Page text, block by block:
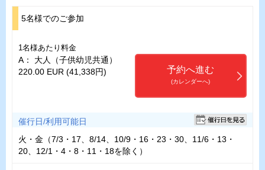
5名様でのご参加
1名様あたり料金
A： 大人（子供幼児共通）
220.00 EUR (41,338円)
予約へ進む
(カレンダーへ)
催行日/利用可能日
火・金（7/3・17、8/14、10/9・16・23・30、11/6・13・
20、12/1・4・8・11・18を除く）